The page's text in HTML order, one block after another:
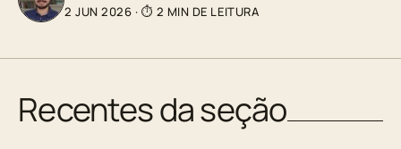
2 JUN 2026 · ⏱ 2 MIN DE LEITURA
Recentes da seção